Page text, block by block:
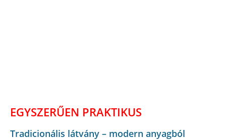
EGYSZERŰEN PRAKTIKUS
Tradicionális látvány – modern anyagból